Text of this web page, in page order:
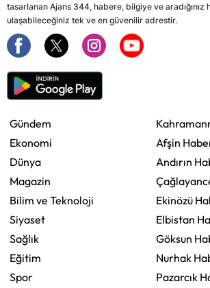
tasarlanan Ajans 344, habere, bilgiye ve aradığınız
ulaşabileceğiniz tek ve en güvenilir adrestir.
Gündem
Ekonomi
Dünya
Magazin
Bilim ve Teknoloji
Siyaset
Sağlık
Eğitim
Spor
Afşin
Andırın
Ekinözü
Elbistan
Göksun
Nurhak
Pazarcık